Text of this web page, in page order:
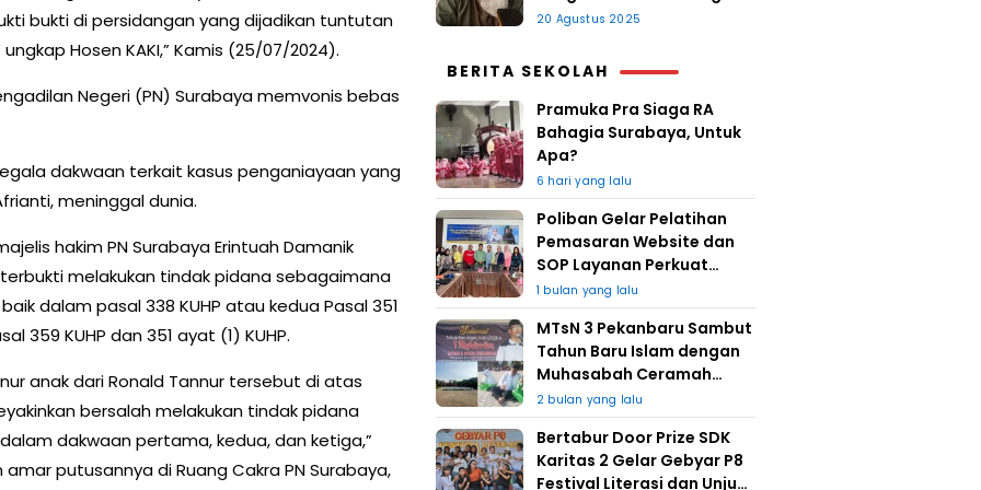
bukti di persidangan yang dijadikan tuntutan
Hosen KAKI,” Kamis (25/07/2024).
Negeri (PN) Surabaya memvonis bebas
dakwaan terkait kasus penganiayaan yang
meninggal dunia.
hakim PN Surabaya Erintuah Damanik
melakukan tindak pidana sebagaimana
dalam pasal 338 KUHP atau kedua Pasal 351
359 KUHP dan 351 ayat (1) KUHP.
anak dari Ronald Tannur tersebut di atas
bersalah melakukan tindak pidana
dakwaan pertama, kedua, dan ketiga,”
putusannya di Ruang Cakra PN Surabaya,
20 Agustus 2025
BERITA SEKOLAH
Pramuka Pra Siaga RA
Bahagia Surabaya, Untuk
Apa?
6 hari yang lalu
Poliban Gelar Pelatihan
Pemasaran Website dan
SOP Layanan Perkuat
UMKM Berkat Guru Kapuh
1 bulan yang lalu
MTsN 3 Pekanbaru Sambut
Tahun Baru Islam dengan
Muhasabah Ceramah
Agama
2 bulan yang lalu
Bertabur Door Prize SDK
Karitas 2 Gelar Gebyar P8
Festival Literasi dan Unjuk